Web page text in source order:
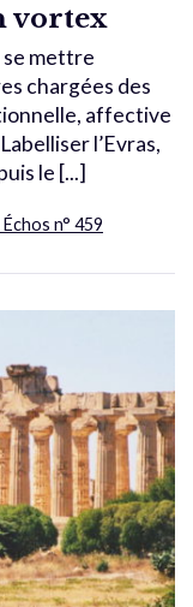
vortex
se mettre
chargées des
affective
l’Evras,
le [...]
n° 459